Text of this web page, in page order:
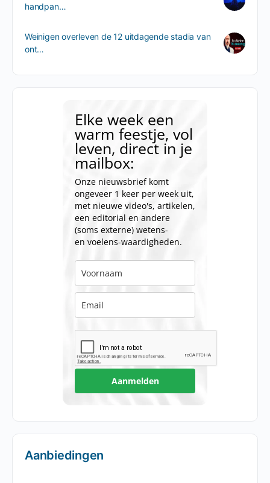
handpan…
Weinigen overleven de 12 uitdagende stadia van
ont…
Elke week een
warm feestje, vol
leven, direct in je
mailbox:
Onze nieuwsbrief komt
ongeveer 1 keer per week uit,
met nieuwe video's, artikelen,
een editorial en andere
(soms externe) wetens-
en voelens-waardigheden.
Aanmelden
Aanbiedingen